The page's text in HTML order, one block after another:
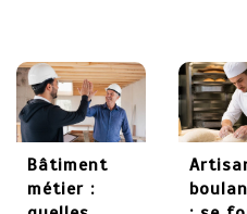
5
Bâtiment
métier :